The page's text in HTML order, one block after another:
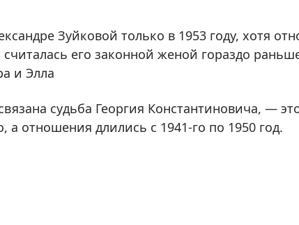
Зуйковой только в 1953 году, хотя
его законной женой гораздо
и Элла
судьба Георгия Константиновича, —
а отношения длились с 1941-го по 1950 год.